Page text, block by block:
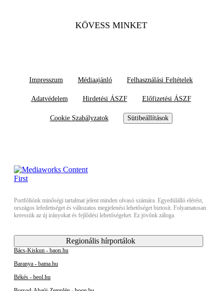
KÖVESS MINKET
Impresszum Médiaajánló Felhasználási Feltételek
Adatvédelem Hirdetési ÁSZF Előfizetési ÁSZF
Cookie Szabályzatok Sütibeállítások
Portfóliónk minőségi tartalmat jelent minden olvasó számára. Egyedülálló elérést,
országos lefedettséget és változatos megjelenési lehetőséget biztosít. Folyamatosan
keressük az új irányokat és fejlődési lehetőségeket. Ez jövőnk záloga.
Regionális hírportálok
Bács-Kiskun - baon.hu
Baranya - bama.hu
Békés - beol.hu